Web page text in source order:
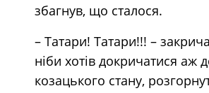
збагнув, що сталося.
– Татари! Татари!!! –
ніби хотів докричатися аж
козацького стану,